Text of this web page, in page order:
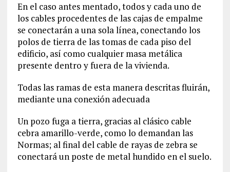
En el caso antes mentado, todos y cada uno de
los cables procedentes de las cajas de empalme
se conectarán a una sola línea, conectando los
polos de tierra de las tomas de cada piso del
edificio, así como cualquier masa metálica
presente dentro y fuera de la vivienda.
Todas las ramas de esta manera descritas fluirán,
mediante una conexión adecuada
Un pozo fuga a tierra, gracias al clásico cable
cebra amarillo-verde, como lo demandan las
Normas; al final del cable de rayas de zebra se
conectará un poste de metal hundido en el suelo.